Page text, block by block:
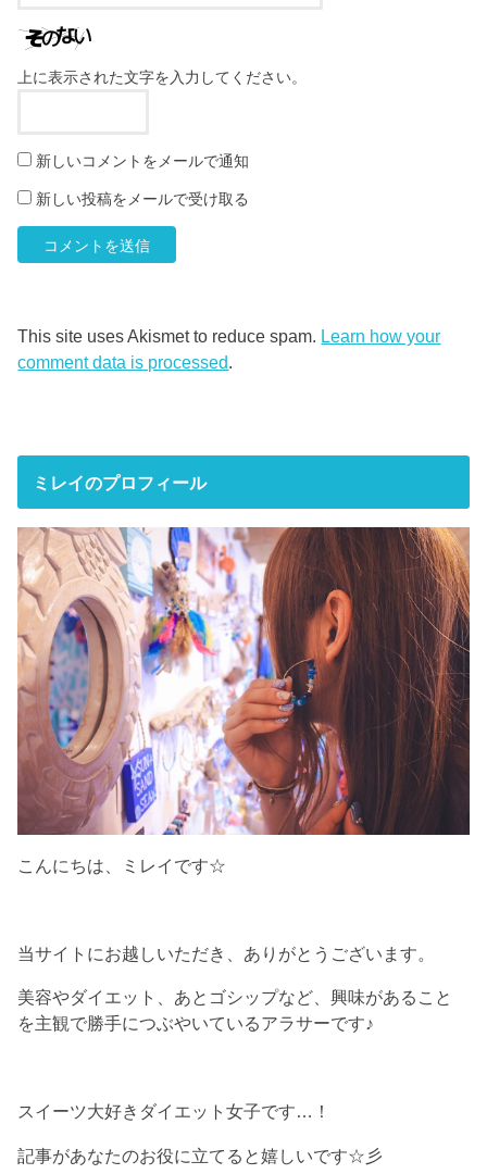
上に表示された文字を入力してください。
新しいコメントをメールで通知
新しい投稿をメールで受け取る
This site uses Akismet to reduce spam. Learn how your
comment data is processed.
ミレイのプロフィール
こんにちは、ミレイです☆
当サイトにお越しいただき、ありがとうございます。
美容やダイエット、あとゴシップなど、興味があること
を主観で勝手につぶやいているアラサーです♪
スイーツ大好きダイエット女子です…！
記事があなたのお役に立てると嬉しいです☆彡